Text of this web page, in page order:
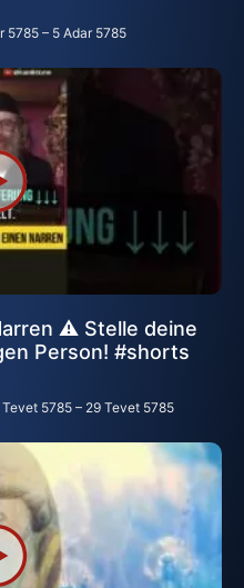
5785 – 5 Adar 5785
⚠️ Stelle deine
Person! #shorts
5785 – 29 Tevet 5785